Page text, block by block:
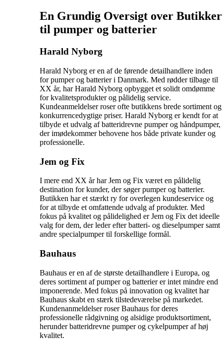
En Grundig Oversigt over Butikker
til pumper og batterier
Harald Nyborg
Harald Nyborg er en af de førende detailhandlere inden
for pumper og batterier i Danmark. Med rødder tilbage til
XX år, har Harald Nyborg opbygget et solidt omdømme
for kvalitetsprodukter og pålidelig service.
Kundeanmeldelser roser ofte butikkens brede sortiment og
konkurrencedygtige priser. Harald Nyborg er kendt for at
tilbyde et udvalg af batteridrevne pumper og håndpumper,
der imødekommer behovene hos både private kunder og
professionelle.
Jem og Fix
I mere end XX år har Jem og Fix været en pålidelig
destination for kunder, der søger pumper og batterier.
Butikken har et stærkt ry for overlegen kundeservice og
for at tilbyde et omfattende udvalg af produkter. Med
fokus på kvalitet og pålidelighed er Jem og Fix det ideelle
valg for dem, der leder efter batteri- og dieselpumper samt
andre specialpumper til forskellige formål.
Bauhaus
Bauhaus er en af de største detailhandlere i Europa, og
deres sortiment af pumper og batterier er intet mindre end
imponerende. Med fokus på innovation og kvalitet har
Bauhaus skabt en stærk tilstedeværelse på markedet.
Kundenanmeldelser roser Bauhaus for deres
professionelle rådgivning og alsidige produktsortiment,
herunder batteridrevne pumper og cykelpumper af høj
kvalitet.